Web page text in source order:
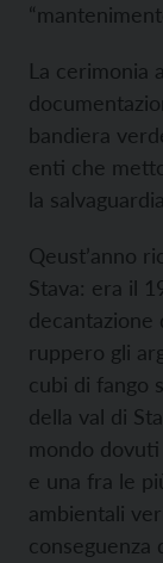
La cerimonia
bandiera
enti che
la
Qeust’anno
Stava: era il
decantazione
ruppero gli
cubi di fango
della val di
mondo
e una fra le
ambientali
conseguenza